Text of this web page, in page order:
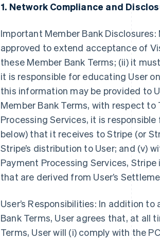
1. Network Compliance and
Important Member Bank
approved to extend acceptance of
these Member Bank Terms; (ii) it
it is responsible for educating User
this information may be provided to
Member Bank Terms, with respect
Processing Services, it is
below) that it receives to Stripe (or
Stripe’s distribution to User; and (v)
Payment Processing Services,
that are derived from User’s
User’s Responsibilities: In addition
Bank Terms, User agrees that, at all
Terms, User will (i) comply with the